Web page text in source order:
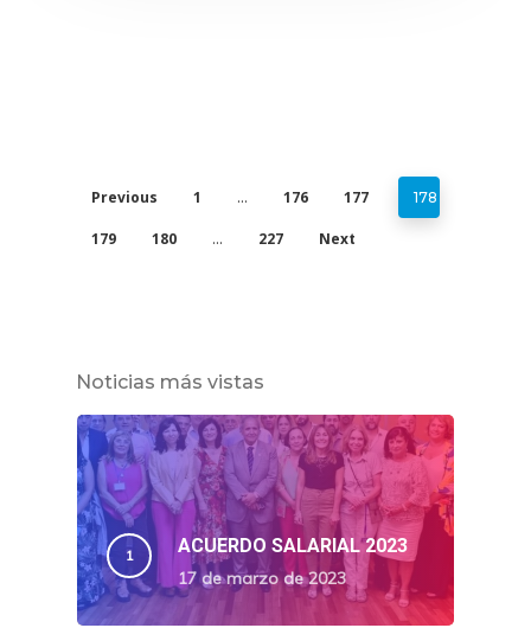
Previous 1 … 176 177 178
179 180 … 227 Next
Noticias más vistas
ACUERDO SALARIAL 2023
17 de marzo de 2023